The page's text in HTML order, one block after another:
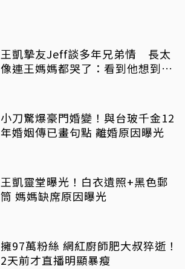
王凱摯友Jeff談多年兄弟情 長太
像連王媽媽都哭了：看到他想到兒
小刀驚爆豪門婚變！與台玻千金12
年婚姻傳已畫句點 離婚原因曝光
王凱靈堂曝光！白衣遺照+黑色郵
筒 媽媽缺席原因曝光
擁97萬粉絲 網紅廚師肥大叔猝逝！
2天前才直播明顯暴瘦